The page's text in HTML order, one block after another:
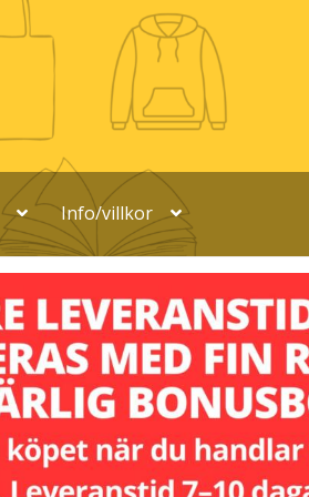
Info/villkor